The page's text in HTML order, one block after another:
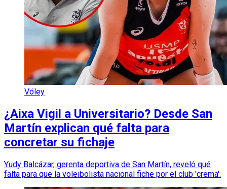
Vóley
¿Aixa Vigil a Universitario? Desde San
Martín explican qué falta para
concretar su fichaje
Yudy Balcázar, gerenta deportiva de San Martín, reveló qué
falta para que la voleibolista nacional fiche por el club 'crema'.